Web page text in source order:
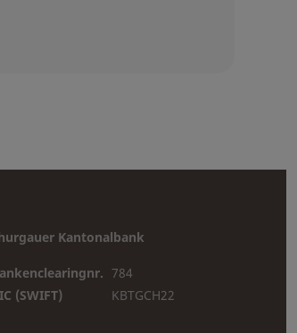
Kantonalbank
784
(SWIFT)
KBTGCH22